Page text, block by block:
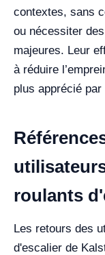
contextes, sans
ou nécessiter
majeures. Leur
à réduire
plus apprécié
roulants
Les retours des
d'escalier de